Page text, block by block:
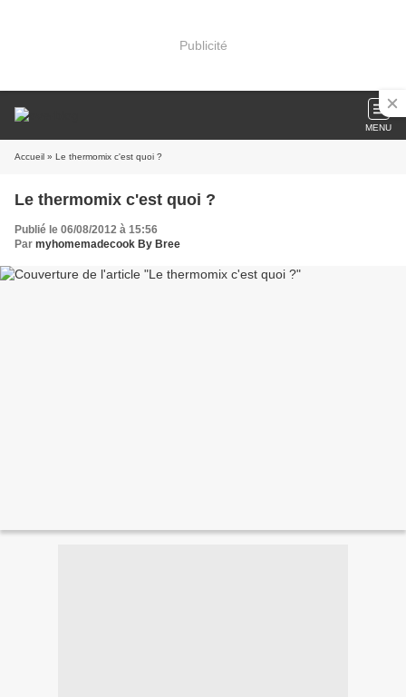
Publicité
MENU
Accueil » Le thermomix c'est quoi ?
Le thermomix c'est quoi ?
Publié le 06/08/2012 à 15:56
Par myhomemadecook By Bree